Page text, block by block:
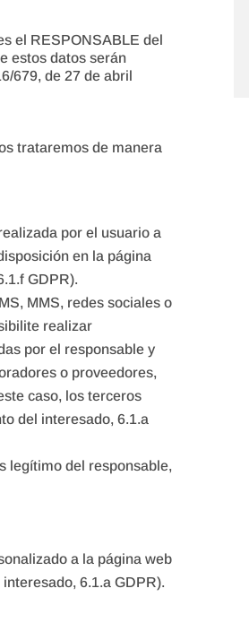
el RESPONSABLE del
estos datos serán
679, de 27 de abril
trataremos de manera
por el usuario a
en la página
GDPR).
MMS, redes sociales o
realizar
por el responsable y
o proveedores,
caso, los terceros
del interesado, 6.1.a
legítimo del responsable,
a la página web
6.1.a GDPR).